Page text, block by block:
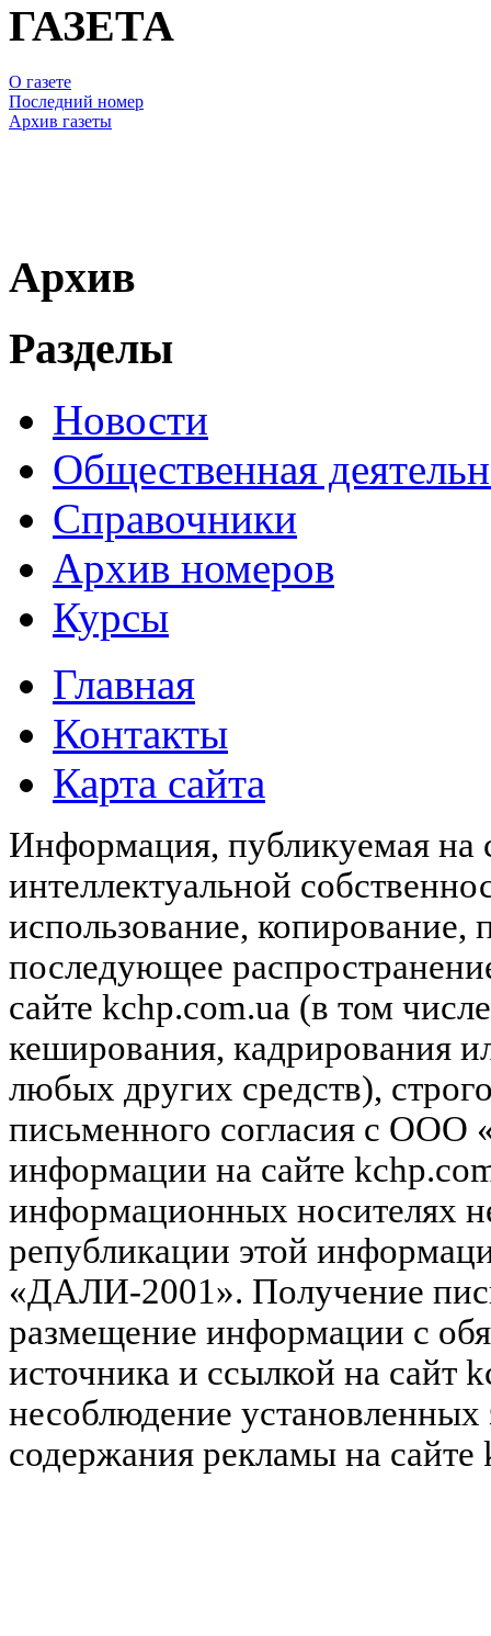
ГАЗЕТА
О газете
Последний номер
Архив газеты
Архив
Разделы
Новости
Общественная
Справочники
Архив номеров
Курсы
Главная
Контакты
Карта сайта
Информация, публикуемая на
интеллектуальной
использование, копирование,
последующее
сайте kchp.com.ua (в том
кеширования, кадрирования
любых других средств),
письменного согласия с
информации на сайте
информационных носителях
републикации этой
«ДАЛИ-2001». Получение
размещение информации с
источника и ссылкой на сайт
несоблюдение установленных
содержания рекламы на сайте